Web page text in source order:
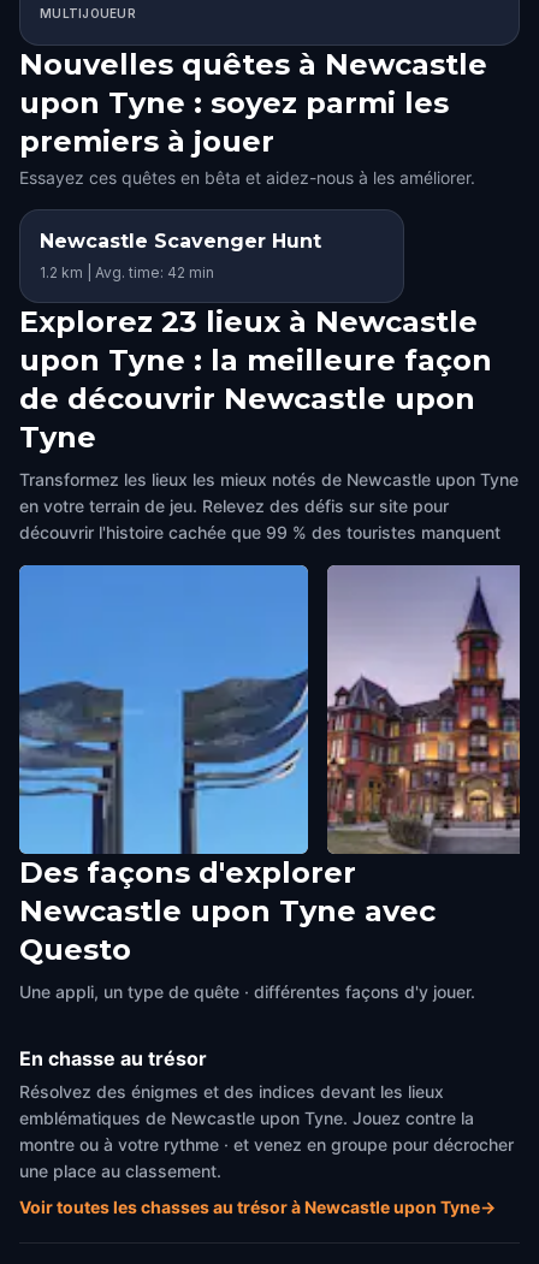
MULTIJOUEUR
Nouvelles quêtes à Newcastle
upon Tyne : soyez parmi les
premiers à jouer
Essayez ces quêtes en bêta et aidez-nous à les améliorer.
Newcastle Scavenger Hunt
1.2 km | Avg. time: 42 min
Explorez 23 lieux à Newcastle
upon Tyne : la meilleure façon
de découvrir Newcastle upon
Tyne
Transformez les lieux les mieux notés de Newcastle upon Tyne
en votre terrain de jeu. Relevez des défis sur site pour
découvrir l'histoire cachée que 99 % des touristes manquent
Tails of Flight
Newcastle upon Tyne
United
Kingdom
NCC
Newcastle upon Tyne
Kingdom
Des façons d'explorer
Newcastle upon Tyne avec
Questo
Une appli, un type de quête · différentes façons d'y jouer.
En chasse au trésor
Résolvez des énigmes et des indices devant les lieux
emblématiques de Newcastle upon Tyne. Jouez contre la
montre ou à votre rythme · et venez en groupe pour décrocher
une place au classement.
Voir toutes les chasses au trésor à Newcastle upon Tyne→